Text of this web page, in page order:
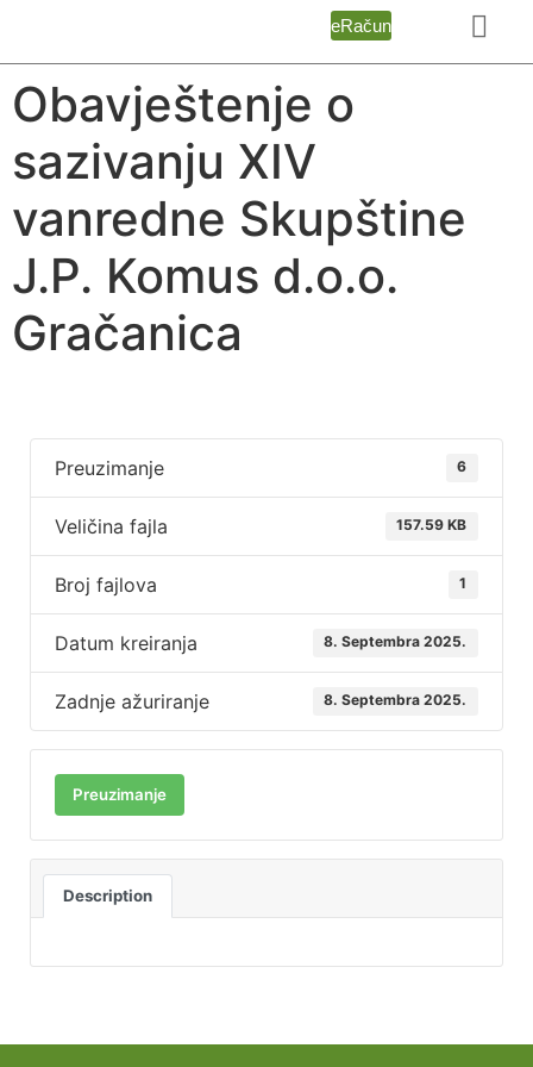
eRačun
Obavještenje o
sazivanju XIV
vanredne Skupštine
J.P. Komus d.o.o.
Gračanica
Preuzimanje 6
Veličina fajla 157.59 KB
Broj fajlova 1
Datum kreiranja 8. Septembra 2025.
Zadnje ažuriranje 8. Septembra 2025.
Preuzimanje
Description